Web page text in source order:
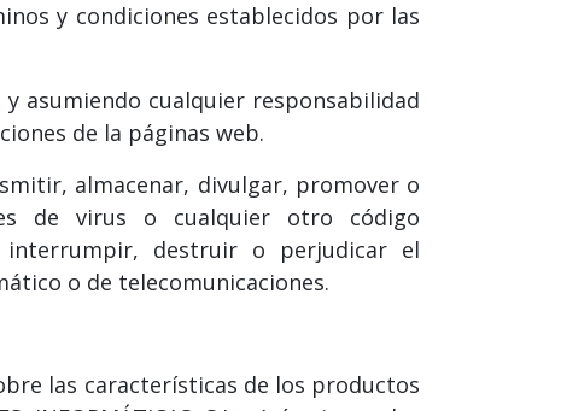
y condiciones establecidos por las
asumiendo cualquier responsabilidad
de la páginas web.
almacenar, divulgar, promover o
de virus o cualquier otro código
interrumpir, destruir o perjudicar el
o de telecomunicaciones.
las características de los productos